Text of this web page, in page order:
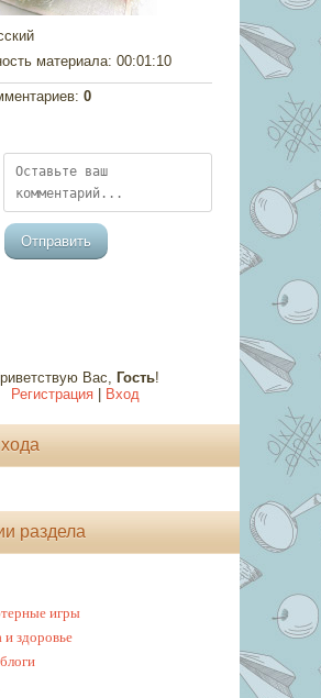
материала: 00:01:10
: 0
Отправить
Вас, Гость!
Регистрация| Вход
раздела
игры
и здоровье